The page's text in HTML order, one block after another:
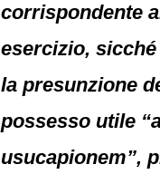
corrispondente
esercizio,
la presunzione
possesso utile
usucapionem”,